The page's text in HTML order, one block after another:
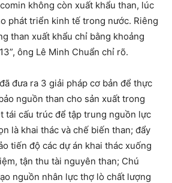
không còn xuất khẩu than, lúc
phát triển kinh tế trong nước. Riêng
than xuất khẩu chỉ bằng khoảng
ông Lê Minh Chuẩn chỉ rõ.
đưa ra 3 giải pháp cơ bản để thực
nguồn than cho sản xuất trong
tái cấu trúc để tập trung nguồn lực
là khai thác và chế biến than; đẩy
tiến độ các dự án khai thác xuống
tận thu tài nguyên than; Chú
nguồn nhân lực thợ lò chất lượng